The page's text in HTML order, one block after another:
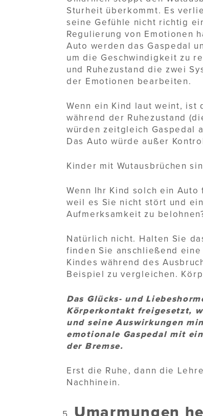
Sturheit überkommt. Es
seine Gefühle nicht richtig
Regulierung von Emotionen
Auto werden das Gaspedal
um die Geschwindigkeit zu
und Ruhezustand die zwei
der Emotionen bearbeiten.
Wenn ein Kind laut weint, ist
während der Ruhezustand
würden zeitgleich Gaspedal
Das Auto würde außer
Kinder mit Wutausbrüchen
Wenn Ihr Kind solch ein
weil es Sie nicht stört und
Aufmerksamkeit zu
Natürlich nicht. Halten Sie
finden Sie anschließend
Kindes während des
Beispiel zu vergleichen.
Das Glücks- und
Körperkontakt freigesetzt,
und seine Auswirkungen
emotionale Gaspedal mit
der Bremse.
Erst die Ruhe, dann die
Nachhinein.
Umarmungen